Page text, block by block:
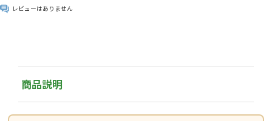
レビューはありません
商品説明